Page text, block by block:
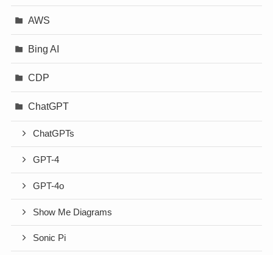
AWS
Bing AI
CDP
ChatGPT
ChatGPTs
GPT-4
GPT-4o
Show Me Diagrams
Sonic Pi